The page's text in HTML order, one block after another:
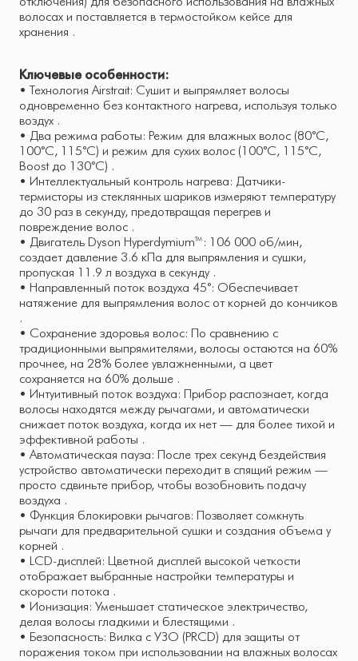
волосах и поставляется в термостойком кейсе для
хранения .
Ключевые особенности:
• Технология Airstrait: Сушит и выпрямляет волосы
одновременно без контактного нагрева, используя только
воздух .
• Два режима работы: Режим для влажных волос (80°C,
100°C, 115°C) и режим для сухих волос (100°C, 115°C,
Boost до 130°C) .
• Интеллектуальный контроль нагрева: Датчики-
термисторы из стеклянных шариков измеряют температуру
до 30 раз в секунду, предотвращая перегрев и
повреждение волос .
• Двигатель Dyson Hyperdymium™: 106 000 об/мин,
создает давление 3.6 кПа для выпрямления и сушки,
пропуская 11.9 л воздуха в секунду .
• Направленный поток воздуха 45°: Обеспечивает
натяжение для выпрямления волос от корней до кончиков
.
• Сохранение здоровья волос: По сравнению с
традиционными выпрямителями, волосы остаются на 60%
прочнее, на 28% более увлажненными, а цвет
сохраняется на 60% дольше .
• Интуитивный поток воздуха: Прибор распознает, когда
волосы находятся между рычагами, и автоматически
снижает поток воздуха, когда их нет — для более тихой и
эффективной работы .
• Автоматическая пауза: После трех секунд бездействия
устройство автоматически переходит в спящий режим —
просто сдвиньте прибор, чтобы возобновить подачу
воздуха .
• Функция блокировки рычагов: Позволяет сомкнуть
рычаги для предварительной сушки и создания объема у
корней .
• LCD-дисплей: Цветной дисплей высокой четкости
отображает выбранные настройки температуры и
скорости потока .
• Ионизация: Уменьшает статическое электричество,
делая волосы гладкими и блестящими .
• Безопасность: Вилка с УЗО (PRCD) для защиты от
поражения током при использовании на влажных волосах